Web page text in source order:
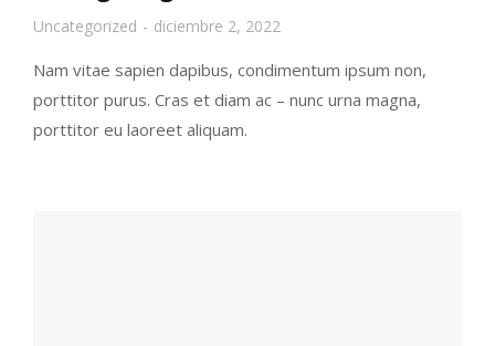
Uncategorized diciembre 2, 2022
Nam vitae sapien dapibus, condimentum ipsum non,
porttitor purus. Cras et diam ac – nunc urna magna,
porttitor eu laoreet aliquam.